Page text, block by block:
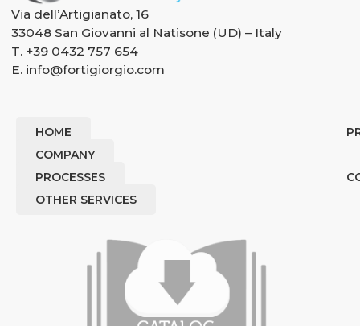
Via dell’Artigianato, 16
33048 San Giovanni al Natisone (UD) – Italy
T. +39 0432 757 654
E. info@fortigiorgio.com
HOME
COMPANY
PROCESSES
OTHER SERVICES